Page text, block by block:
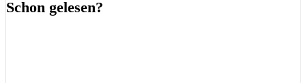
Schon gelesen?